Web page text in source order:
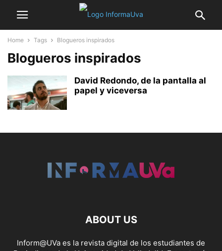
Home Tags Blogueros inspirados
Blogueros inspirados
David Redondo, de la pantalla al
papel y viceversa
ABOUT US
Inform@UVa es la revista digital de los estudiantes de